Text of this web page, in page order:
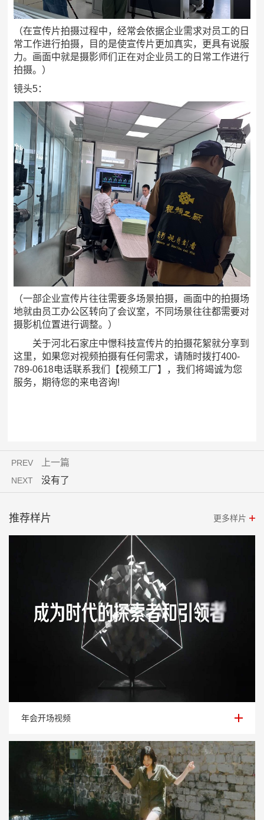
（在宣传片拍摄过程中，经常会依据企业需求对员工的日
常工作进行拍摄，目的是使宣传片更加真实，更具有说服
力。画面中就是摄影师们正在对企业员工的日常工作进行
拍摄。）
镜头5：
（一部企业宣传片往往需要多场景拍摄，画面中的拍摄场
地就由员工办公区转向了会议室，不同场景往往都需要对
摄影机位置进行调整。）
关于河北石家庄中憬科技宣传片的拍摄花絮就分享到
这里，如果您对视频拍摄有任何需求，请随时拨打400-
789-0618电话联系我们【视频工厂】，我们将竭诚为您
服务，期待您的来电咨询!
PREV 上一篇
NEXT 没有了
推荐样片 更多样片
年会开场视频
年会开场视频